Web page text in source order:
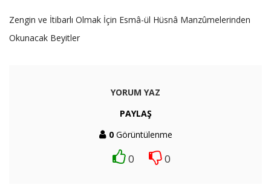
Zengin ve İtibarlı Olmak İçin Esmâ-ül Hüsnâ Manzûmelerinden
Okunacak Beyitler
YORUM YAZ
PAYLAŞ
0Görüntülenme
0 0